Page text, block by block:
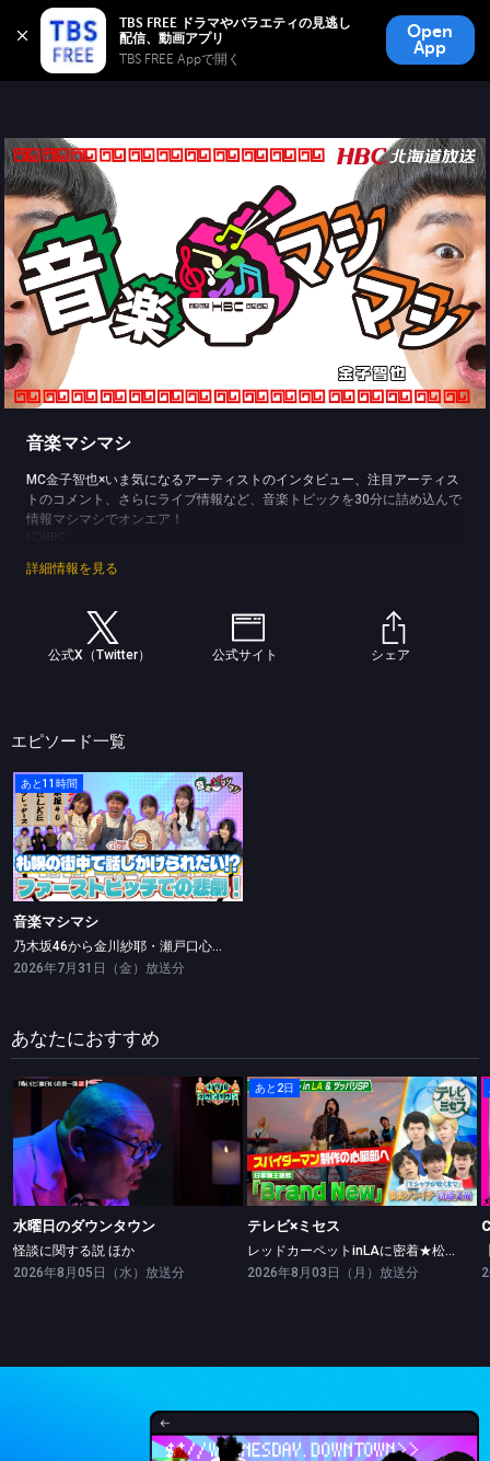
TBS FREE ドラマやバラエティの見逃し
TBS FREE Appで開く
Open
App
TBS FREE
無料見逃し配信
音楽マシマシ
MC金子智也×いま気になるアーティストのインタビュー、注目アーティス
トのコメント、さらにライブ情報など、音楽トピックを30分に詰め込んで
情報マシマシでオンエア！
詳細情報を見る
公式X（Twitter） 公式サイト シェア
エピソード一覧
あと11時間
音楽マシマシ
乃木坂46から金川紗耶・瀬戸口心月・長嶋凛桜が登場！
音楽マシマシ
乃木坂46から金川紗耶・瀬戸口心月・長嶋凛桜が登場！
2026年7月31日（金）放送分
あなたにおすすめ
水曜日のダウンタウン
怪談に関する説 ほか
水曜日のダウンタウン
怪談に関する説 ほか
2026年8月05日（水）放送分
あと2日
テレビ×ミセス
レッドカーペットinLAに密着★松山ケンイチ・高橋文哉ツッパリ勝負！
テレビ×ミセス
レッドカーペットinLAに密着★松山ケンイチ・高橋文哉ツッパリ勝負！
2026年8月03日（月）放送分